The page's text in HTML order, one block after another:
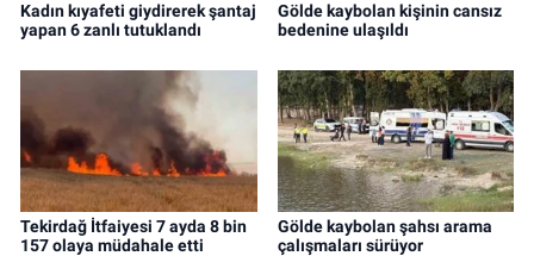
Kadın kıyafeti giydirerek şantaj
yapan 6 zanlı tutuklandı
Gölde kaybolan kişinin cansız
bedenine ulaşıldı
Tekirdağ İtfaiyesi 7 ayda 8 bin
157 olaya müdahale etti
Gölde kaybolan şahsı arama
çalışmaları sürüyor